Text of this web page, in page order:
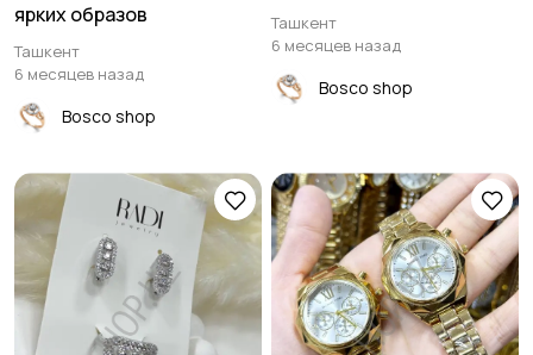
ярких образов
Ташкент
6 месяцев назад
Bosco shop
Ташкент
6 месяцев назад
Bosco shop